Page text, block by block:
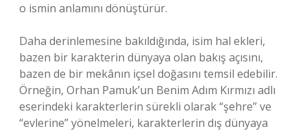
o ismin anlamını dönüştürür.
Daha derinlemesine bakıldığında, isim hal ekleri,
bazen bir karakterin dünyaya olan bakış açısını,
bazen de bir mekânın içsel doğasını temsil edebilir.
Örneğin, Orhan Pamuk’un Benim Adım Kırmızı adlı
eserindeki karakterlerin sürekli olarak “şehre” ve
“evlerine” yönelmeleri, karakterlerin dış dünyaya